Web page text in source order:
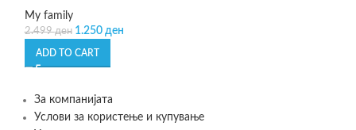
My family
2.499ден 1.250 ден
ADD TO CART
За компанијата
Услови за користење и купување